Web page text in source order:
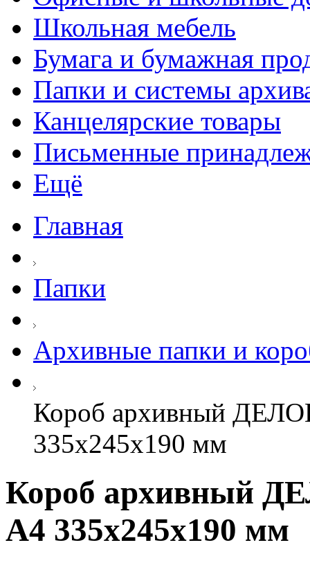
Школьная мебель
Бумага и бумажная
Папки и системы
Канцелярские товары
Письменные
Ещё
Главная
Папки
Архивные папки и
Короб архивный
335x245x190 мм
Короб архивный
А4 335x245x190 мм